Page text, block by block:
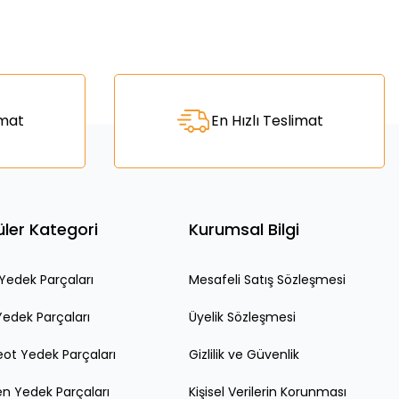
En Hızlı Teslimat
Kategori
Parçaları
Parçaları
Yedek Parçaları
Yedek Parçaları
Kurumsal Bilgi
Mesafeli Satış Sözleşmesi
Üyelik Sözleşmesi
Gizlilik ve Güvenlik
Kişisel Verilerin Korunması